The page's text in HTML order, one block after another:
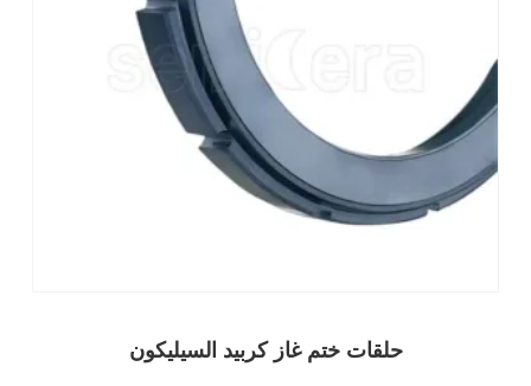
حلقات ختم غاز كربيد السيليكون